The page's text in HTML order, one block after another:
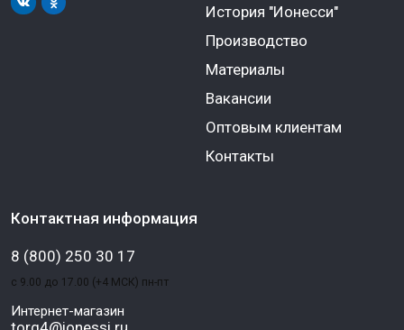
История "Ионесси"
Производство
Материалы
Вакансии
Оптовым клиентам
Контакты
Контактная информация
8 (800) 250 30 17
с 9.00 до 17.00 (+4 МСК) пн-пт
Интернет-магазин